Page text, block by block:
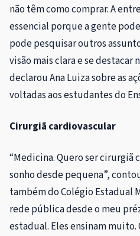
não têm como comprar. A
essencial porque a gente
pode pesquisar outros
visão mais clara e se destacar
declarou Ana Luiza sobre as
voltadas aos estudantes do
Cirurgiã cardiovascular
“Medicina. Quero ser cirurgiã
sonho desde pequena”,
também do Colégio Estadual
rede pública desde o meu
estadual. Eles ensinam muito.